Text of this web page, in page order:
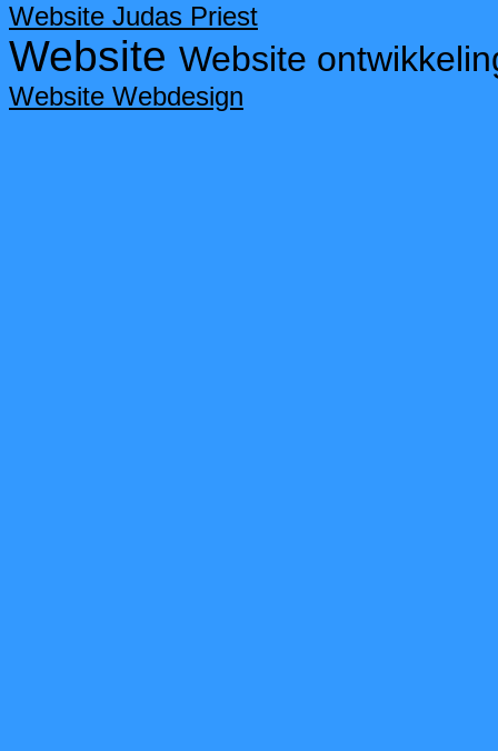
Website Judas Priest
Website Website
Website Webdesign